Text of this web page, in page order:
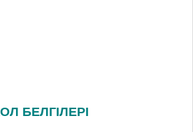
БЕЛГІЛЕРІ